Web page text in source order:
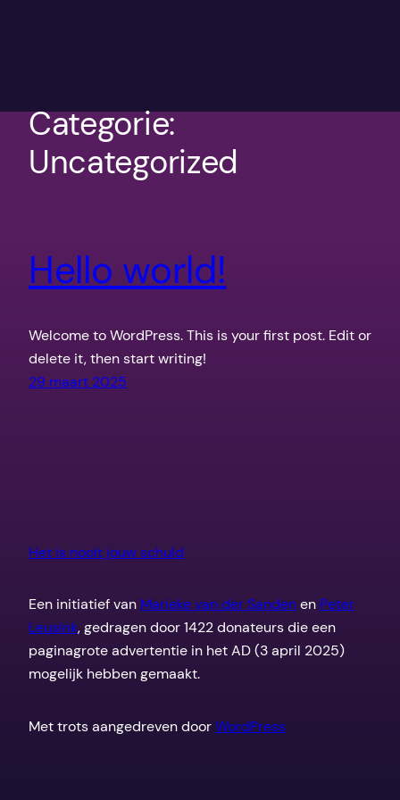
Categorie:
Uncategorized
Hello world!
Welcome to WordPress. This is your first post. Edit or
delete it, then start writing!
29 maart 2025
Het is nooit jouw schuld
Een initiatief van Marieke van der Sandenen Peter
Leusink, gedragen door 1422 donateurs die een
paginagrote advertentie in het AD (3 april 2025)
mogelijk hebben gemaakt.
Met trots aangedreven doorWordPress